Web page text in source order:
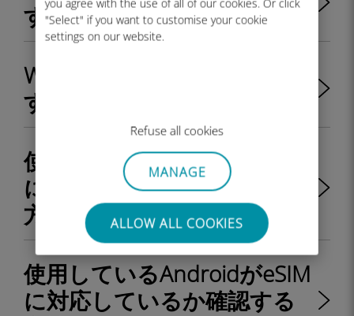
you agree with the use of all of our cookies. Or click
"Select" if you want to customise your cookie
settings on our website.
Refuse all cookies
MANAGE
ALLOW ALL COOKIES
する方法は？
Windows 11端末のEIDを閲覧
する方法は？
使用しているiPhoneがeSIM
に対応しているか確認する
方法は？
使用しているAndroidがeSIM
に対応しているか確認する